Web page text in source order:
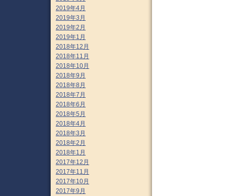
2019年4月
2019年3月
2019年2月
2019年1月
2018年12月
2018年11月
2018年10月
2018年9月
2018年8月
2018年7月
2018年6月
2018年5月
2018年4月
2018年3月
2018年2月
2018年1月
2017年12月
2017年11月
2017年10月
2017年9月